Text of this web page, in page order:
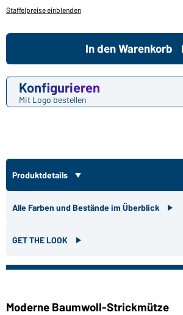
Staffelpreise einblenden
Konfigurieren
Mit Logo bestellen
In den Warenkorb
Produktdetails
Alle Farben und Bestände im Überblick
GET THE LOOK
Moderne Baumwoll-Strickmütze